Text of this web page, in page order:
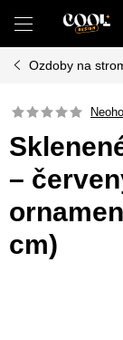
obsah
Ozdoby na
–
cm)